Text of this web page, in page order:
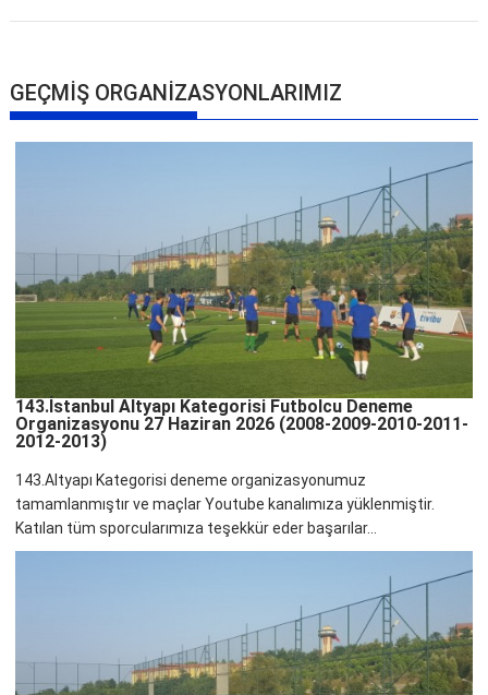
GEÇMİŞ ORGANİZASYONLARIMIZ
143.İstanbul Altyapı Kategorisi Futbolcu Deneme
Organizasyonu 27 Haziran 2026 (2008-2009-2010-2011-
2012-2013)
143.Altyapı Kategorisi deneme organizasyonumuz
tamamlanmıştır ve maçlar Youtube kanalımıza yüklenmiştir.
Katılan tüm sporcularımıza teşekkür eder başarılar...